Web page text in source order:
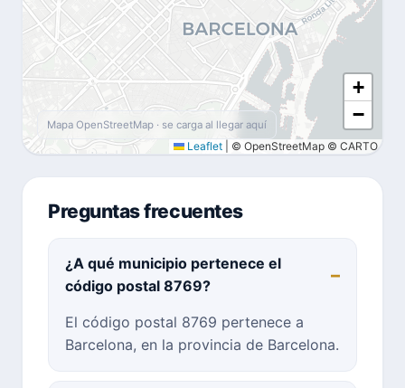
+
−
Leaflet © OpenStreetMap © CARTO
Mapa OpenStreetMap · se carga al llegar aquí
Preguntas frecuentes
¿A qué municipio pertenece el
código postal 8769?
El código postal 8769 pertenece a
Barcelona, en la provincia de Barcelona.